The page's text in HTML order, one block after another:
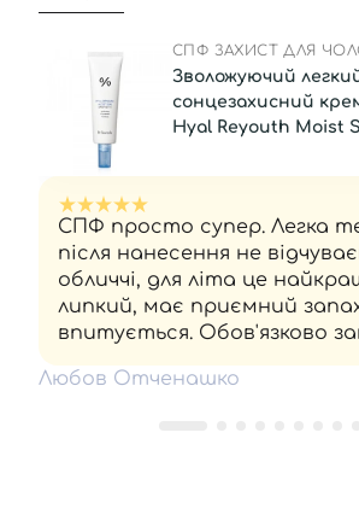
СПФ ЗАХИСТ ДЛЯ
Зволожуючий
сонцезахисний
Hyal Reyouth Moist
СПФ просто супер. Легка
після нанесення не
обличчі, для літа це
липкий, має приємний
впитується. Обов'язково
Любов Отченашко